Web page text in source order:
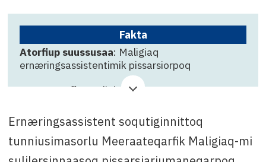
Fakta
Atorfiup suussusaa: Maligiaq
ernæringsassistentimik pissarsiorpoq
Suliffeqarfik: Maligiaq
Qinnuteqarfissamut killigititaq
: 25. september
Attavissaq: Andreas Jessen, tlf. +299 36 64 80
imaluunniit e-mail: ajes@sermersooq.gl
Ernæringsassistent soqutiginnittoq
tunniusimasorlu Meeraateqarfik Maligiaq-mi